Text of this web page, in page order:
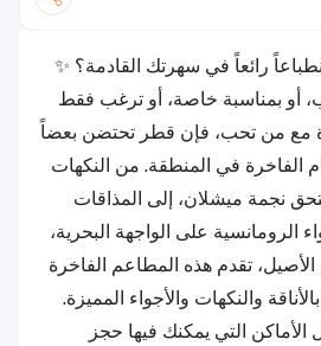
رائعاً في سهرتك القادمة؟ ✨
أو بمناسبة خاصة، أو ترغب فقط
مع من تحب، فإن قطر تحتضن بعضاً
الفاخرة في المنطقة. من النكهات
نجمة ميشلان، إلى المذاقات
الرومانسية على الواجهة البحرية،
تقدم هذه المطاعم الفاخرة
والنكهات والأجواء المميزة.
التي يمكنك فيها حجز